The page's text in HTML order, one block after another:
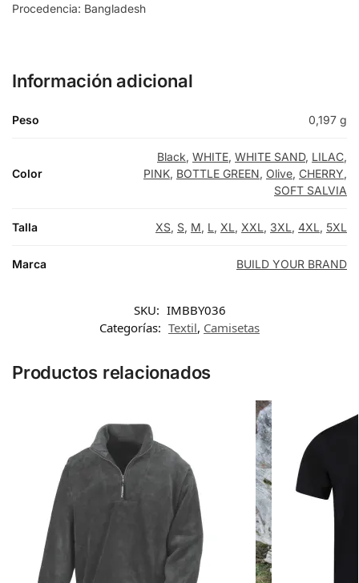
Procedencia: Bangladesh
Información adicional
Peso 0,197 g
Color
Black, WHITE, WHITE SAND, LILAC,
PINK, BOTTLE GREEN, Olive, CHERRY,
SOFT SALVIA
Talla XS, S, M, L, XL, XXL, 3XL, 4XL, 5XL
Marca BUILD YOUR BRAND
SKU: IMBBY036
Categorías: Textil, Camisetas
Productos relacionados